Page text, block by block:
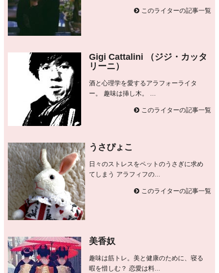
このライターの記事一覧
Gigi Cattalini （ジジ・カッタ
リーニ）
酒と心理学を愛するアラフォーライタ
ー。 趣味は挿し木。 ...
このライターの記事一覧
うさぴょこ
日々のストレスをペットのうさぎに求め
てしまう アラフィフの...
このライターの記事一覧
美香奴
趣味は筋トレ。美と健康のために、寝る
暇を惜しむ？ 恋愛は料...